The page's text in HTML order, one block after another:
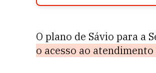
O plano de Sávio para a
o acesso ao